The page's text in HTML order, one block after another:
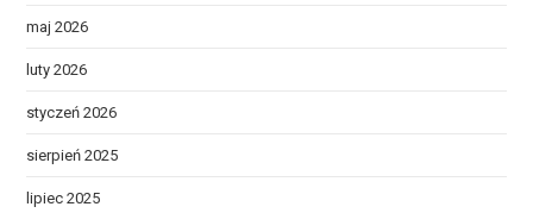
maj 2026
luty 2026
styczeń 2026
sierpień 2025
lipiec 2025